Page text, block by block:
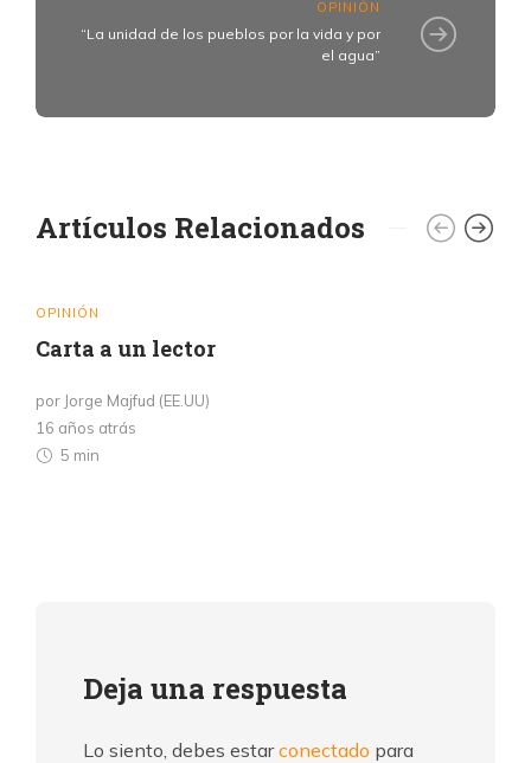
OPINIÓN
“La unidad de los pueblos por la vida y por
el agua”
Artículos Relacionados
OPINIÓN
Carta a un lector
por Jorge Majfud (EE.UU)
16 años atrás
5 min
Deja una respuesta
Lo siento, debes estarconectado para